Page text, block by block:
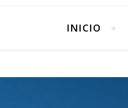
INICIO